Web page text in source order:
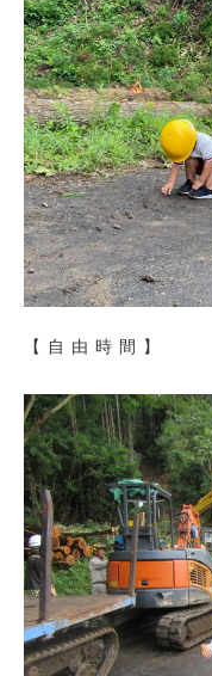
【自由時間】